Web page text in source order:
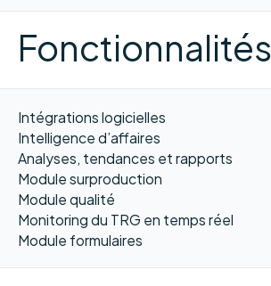
Fonctionnalités
Intégrations logicielles
Intelligence d’affaires
Analyses, tendances et rapports
Module surproduction
Module qualité
Monitoring du TRG en temps réel
Module formulaires